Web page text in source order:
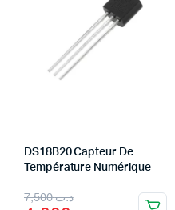
DS18B20 Capteur De
Température Numérique
د.ت7,500
Original
Current